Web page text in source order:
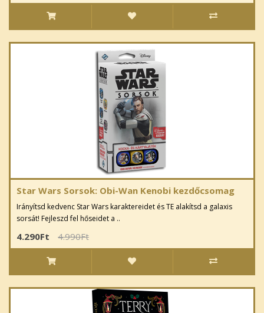
Star Wars Sorsok: Obi-Wan Kenobi kezdőcsomag
Irányítsd kedvenc Star Wars karaktereidet és TE alakítsd a galaxis
sorsát! Fejleszd fel hőseidet a ..
4.290Ft 4.990Ft